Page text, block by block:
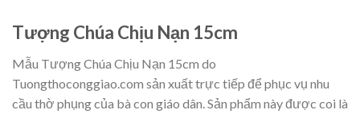
Tượng Chúa Chịu Nạn 15cm
Mẫu Tượng Chúa Chịu Nạn 15cm do
Tuongthoconggiao.com sản xuất trực tiếp để phục vụ nhu
cầu thờ phụng của bà con giáo dân. Sản phẩm này được coi là